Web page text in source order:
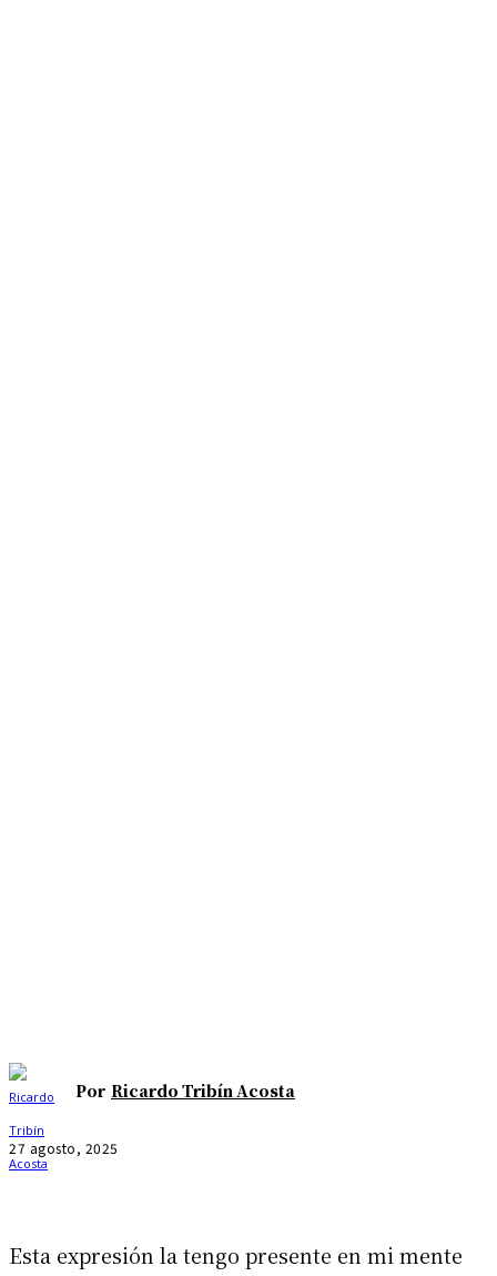
Por Ricardo Tribín Acosta
27 agosto, 2025
Esta expresión la tengo presente en mi mente